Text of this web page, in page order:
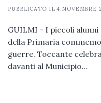
PUBBLICATO IL4 NOVEMBRE
GUILMI - I piccoli alunni
della Primaria
guerre. Toccante
davanti al Municipio…